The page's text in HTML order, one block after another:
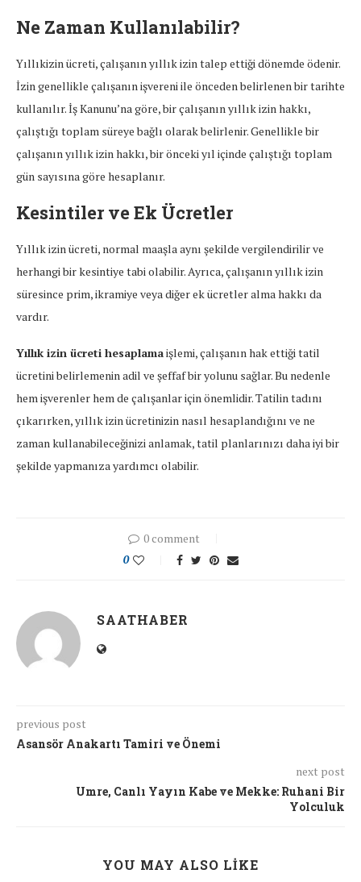
Ne Zaman Kullanılabilir?
Yıllıkizin ücreti, çalışanın yıllık izin talep ettiği dönemde ödenir.
İzin genellikle çalışanın işvereni ile önceden belirlenen bir tarihte
kullanılır. İş Kanunu’na göre, bir çalışanın yıllık izin hakkı,
çalıştığı toplam süreye bağlı olarak belirlenir. Genellikle bir
çalışanın yıllık izin hakkı, bir önceki yıl içinde çalıştığı toplam
gün sayısına göre hesaplanır.
Kesintiler ve Ek Ücretler
Yıllık izin ücreti, normal maaşla aynı şekilde vergilendirilir ve
herhangi bir kesintiye tabi olabilir. Ayrıca, çalışanın yıllık izin
süresince prim, ikramiye veya diğer ek ücretler alma hakkı da
vardır.
Yıllık izin ücreti hesaplamaişlemi, çalışanın hak ettiği tatil
ücretini belirlemenin adil ve şeffaf bir yolunu sağlar. Bu nedenle
hem işverenler hem de çalışanlar için önemlidir. Tatilin tadını
çıkarırken, yıllık izin ücretinizin nasıl hesaplandığını ve ne
zaman kullanabileceğinizi anlamak, tatil planlarınızı daha iyi bir
şekilde yapmanıza yardımcı olabilir.
0 comment
0
SAATHABER
previous post
Asansör Anakartı Tamiri ve Önemi
next post
Umre, Canlı Yayın Kabe ve Mekke: Ruhani Bir
Yolculuk
YOU MAY ALSO LIKE